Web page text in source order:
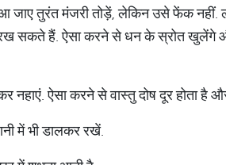
आ जाए तुरंत मंजरी तोड़ें, लेकिन उसे फेंक
रख सकते हैं. ऐसा करने से धन के स्रोत खुलेंगे
नहाएं. ऐसा करने से वास्तु दोष दूर होता है
में भी डालकर रखें.